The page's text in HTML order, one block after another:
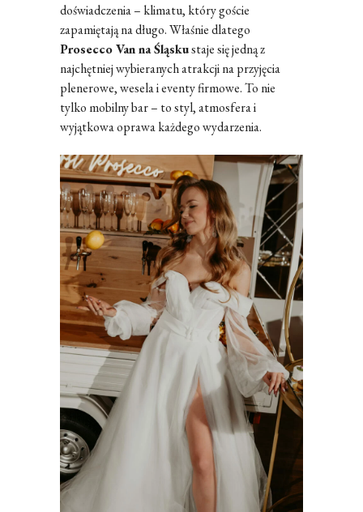
doświadczenia – klimatu, który goście
zapamiętają na długo. Właśnie dlatego
Prosecco Van na Śląskustaje się jedną z
najchętniej wybieranych atrakcji na przyjęcia
plenerowe, wesela i eventy firmowe. To nie
tylko mobilny bar – to styl, atmosfera i
wyjątkowa oprawa każdego wydarzenia.